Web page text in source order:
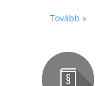
Tovább »